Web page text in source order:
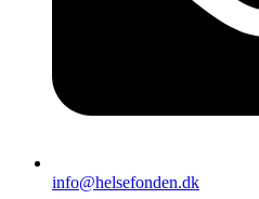
info@helsefonden.dk